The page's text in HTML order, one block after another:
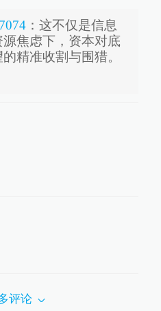
： 这不仅是信息
焦虑下，资本对底
精准收割与围猎。
评论